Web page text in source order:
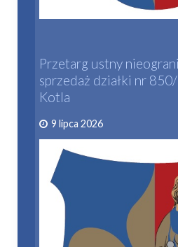
Przetarg ustny
sprzedaż działki nr
Kotla
9 lipca 2026